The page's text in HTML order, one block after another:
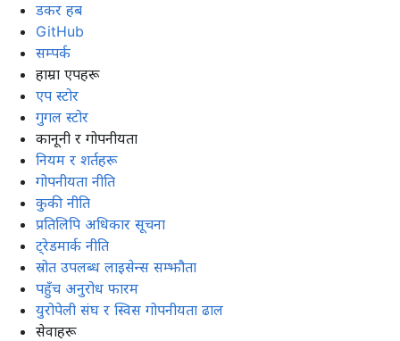
डकर हब
GitHub
सम्पर्क
हाम्रा एपहरू
एप स्टोर
गुगल स्टोर
कानूनी र गोपनीयता
नियम र शर्तहरू
गोपनीयता नीति
कुकी नीति
प्रतिलिपि अधिकार सूचना
ट्रेडमार्क नीति
स्रोत उपलब्ध लाइसेन्स सम्झौता
पहुँच अनुरोध फारम
युरोपेली संघ र स्विस गोपनीयता ढाल
सेवाहरू